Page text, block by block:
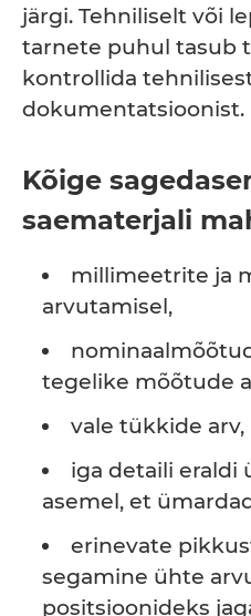
järgi. Tehniliselt või
tarnete puhul tasub
kontrollida
dokumentatsioonist.
Kõige
saematerjali
millimeetrite ja
arvutamisel,
tegelike mõõtude
vale tükkide arv,
iga detaili eraldi
asemel, et
erinevate
segamine ühte
positsioonideks